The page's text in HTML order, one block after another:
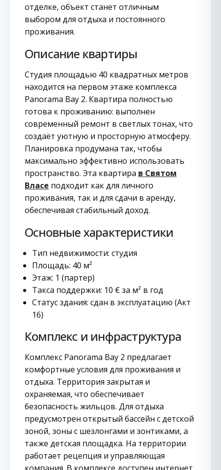
отделке, объект станет отличным
выбором для отдыха и постоянного
проживания.
Описание квартиры
Студия площадью 40 квадратных метров
находится на первом этаже комплекса
Panorama Bay 2. Квартира полностью
готова к проживанию: выполнен
современный ремонт в светлых тонах, что
создаёт уютную и просторную атмосферу.
Планировка продумана так, чтобы
максимально эффективно использовать
пространство. Эта квартира в Святом
Власе подходит как для личного
проживания, так и для сдачи в аренду,
обеспечивая стабильный доход.
Основные характеристики
Тип недвижимости: студия
Площадь: 40 м²
Этаж: 1 (партер)
Такса поддержки: 10 € за м² в год
Статус здания: сдан в эксплуатацию (Акт
16)
Комплекс и инфраструктура
Комплекс Panorama Bay 2 предлагает
комфортные условия для проживания и
отдыха. Территория закрытая и
охраняемая, что обеспечивает
безопасность жильцов. Для отдыха
предусмотрен открытый бассейн с детской
зоной, зоны с шезлонгами и зонтиками, а
также детская площадка. На территории
работает рецепция и управляющая